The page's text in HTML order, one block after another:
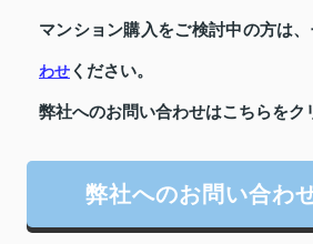
マンション購入をご検討中の方は
わせ ください。
弊社へのお問い合わせはこちらをク
弊社へのお問い合わ